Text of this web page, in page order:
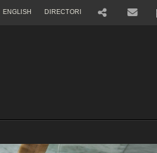
ENGLISH DIRECTORI